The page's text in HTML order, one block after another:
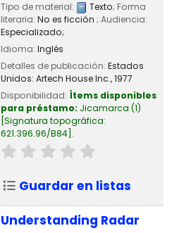
Tipo de material:
Texto; Forma
literaria: No es ficción ; Audiencia:
Especializado;
Idioma: Inglés
Detalles de publicación: Estados
Unidos: Artech House Inc.,1977
Disponibilidad: Ítems disponibles
para préstamo: Jicamarca (1)
Signatura topográfica:
621.396.96/B84 .
Guardar en listas
Understanding Radar